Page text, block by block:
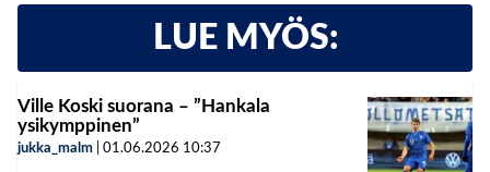
LUE MYÖS:
Ville Koski suorana – ”Hankala
ysikymppinen”
jukka_malm 01.06.2026 10:37